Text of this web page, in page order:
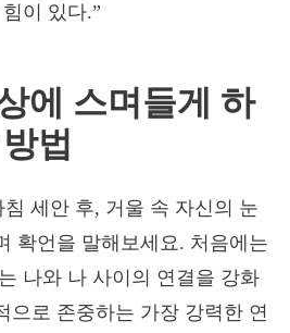
이 있다.”
에 스며들게 하
법
침 세안 후, 거울 속 자신의 눈
확언을 말해보세요. 처음에는
나와 나 사이의 연결을 강화
으로 존중하는 가장 강력한 연